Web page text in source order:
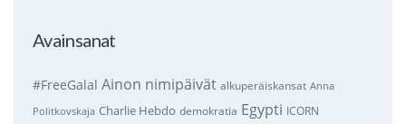
Avainsanat
#FreeGalal Ainon nimipäivät alkuperäiskansat Anna
Politkovskaja Charlie Hebdo demokratia Egypti ICORN